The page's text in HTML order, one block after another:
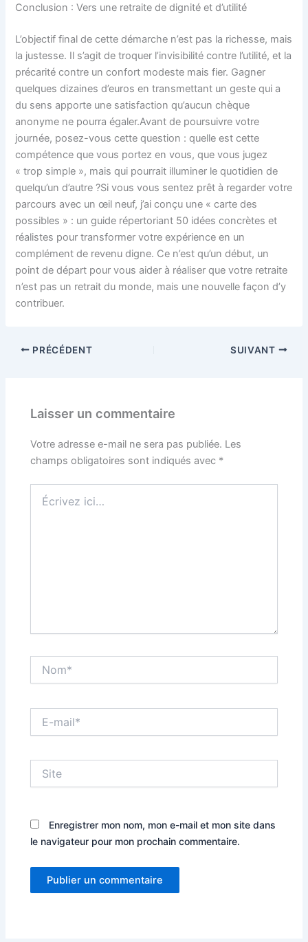
Conclusion : Vers une retraite de dignité et d’utilité
L’objectif final de cette démarche n’est pas la richesse, mais
la justesse. Il s’agit de troquer l’invisibilité contre l’utilité, et la
précarité contre un confort modeste mais fier. Gagner
quelques dizaines d’euros en transmettant un geste qui a
du sens apporte une satisfaction qu’aucun chèque
anonyme ne pourra égaler.Avant de poursuivre votre
journée, posez-vous cette question : quelle est cette
compétence que vous portez en vous, que vous jugez
« trop simple », mais qui pourrait illuminer le quotidien de
quelqu’un d’autre ?Si vous vous sentez prêt à regarder votre
parcours avec un œil neuf, j’ai conçu une « carte des
possibles » : un guide répertoriant 50 idées concrètes et
réalistes pour transformer votre expérience en un
complément de revenu digne. Ce n’est qu’un début, un
point de départ pour vous aider à réaliser que votre retraite
n’est pas un retrait du monde, mais une nouvelle façon d’y
contribuer.
PRÉCÉDENT SUIVANT
Laisser un commentaire
Votre adresse e-mail ne sera pas publiée. Les
champs obligatoires sont indiqués avec *
ici…
mail*
Enregistrer mon nom, mon e-mail et mon site dans
le navigateur pour mon prochain commentaire.